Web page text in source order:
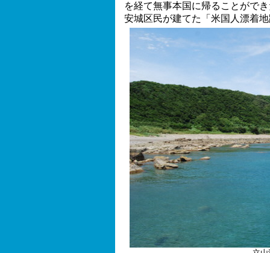
を経て無事本国に帰ることがで
安城区民が建てた「米国人漂着